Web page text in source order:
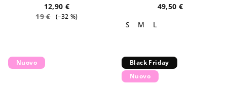
12,90 €
19 € (–32 %)
49,50 €
S
M L
Nuovo
Black Friday
Nuovo